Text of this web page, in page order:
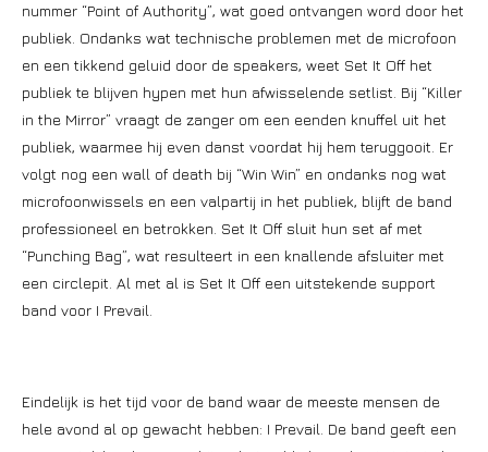
nummer “Point of Authority”, wat goed ontvangen word door het
publiek. Ondanks wat technische problemen met de microfoon
en een tikkend geluid door de speakers, weet Set It Off het
publiek te blijven hypen met hun afwisselende setlist. Bij “Killer
in the Mirror” vraagt de zanger om een eenden knuffel uit het
publiek, waarmee hij even danst voordat hij hem teruggooit. Er
volgt nog een wall of death bij “Win Win” en ondanks nog wat
microfoonwissels en een valpartij in het publiek, blijft de band
professioneel en betrokken. Set It Off sluit hun set af met
“Punching Bag”, wat resulteert in een knallende afsluiter met
een circlepit. Al met al is Set It Off een uitstekende support
band voor I Prevail.
Eindelijk is het tijd voor de band waar de meeste mensen de
hele avond al op gewacht hebben: I Prevail. De band geeft een